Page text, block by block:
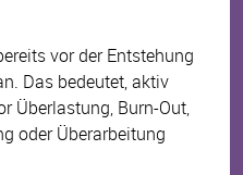
vor der Entstehung
Das bedeutet, aktiv
Überlastung, Burn-Out,
oder Überarbeitung